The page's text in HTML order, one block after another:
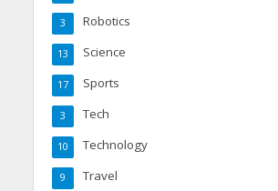
Robotics
3
Science
13
Sports
17
Tech
3
Technology
10
Travel
9